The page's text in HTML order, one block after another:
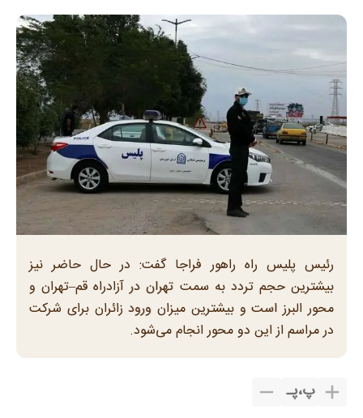
رئیس پلیس راه راهور فراجا گفت: در حال حاضر نیز
بیشترین حجم تردد به سمت تهران در آزادراه قم–تهران و
محور البرز است و بیشترین میزان ورود زائران برای شرکت
در مراسم از این دو محور انجام می‌شود.
پ،پـ